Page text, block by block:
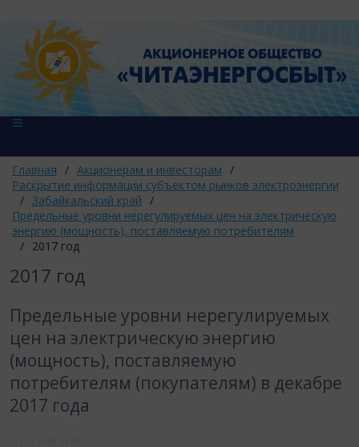
Главная / Акционерам и инвесторам /
Раскрытие информации субъектом рынков электроэнергии
/ Забайкальский край /
Предельные уровни нерегулируемых цен на электрическую
энергию (мощность), поставляемую потребителям
/ 2017 год
2017 год
Предельные уровни нерегулируемых
цен на электрическую энергию
(мощность), поставляемую
потребителям (покупателям) в декабре
2017 года